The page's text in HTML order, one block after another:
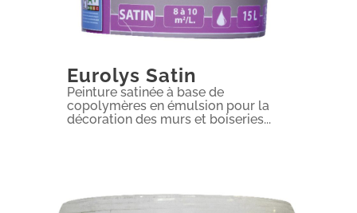
Eurolys Satin
Peinture satinée à base de
copolymères en émulsion pour la
décoration des murs et boiseries...